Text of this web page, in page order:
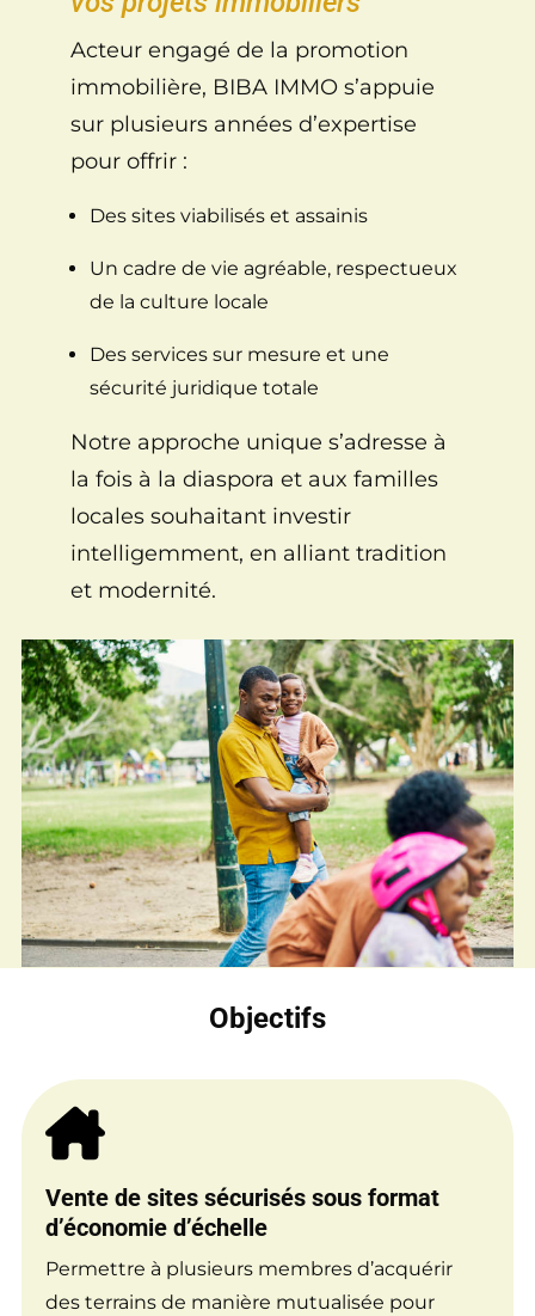
Acteur engagé de la promotion
immobilière, BIBA IMMO s’appuie
sur plusieurs années d’expertise
pour offrir :
Des sites viabilisés et assainis
Un cadre de vie agréable, respectueux
de la culture locale
Des services sur mesure et une
sécurité juridique totale
Notre approche unique s’adresse à
la fois à la diaspora et aux familles
locales souhaitant investir
intelligemment, en alliant tradition
et modernité.
Objectifs
Vente de sites sécurisés sous format
d’économie d’échelle
Permettre à plusieurs membres d’acquérir
des terrains de manière mutualisée pour